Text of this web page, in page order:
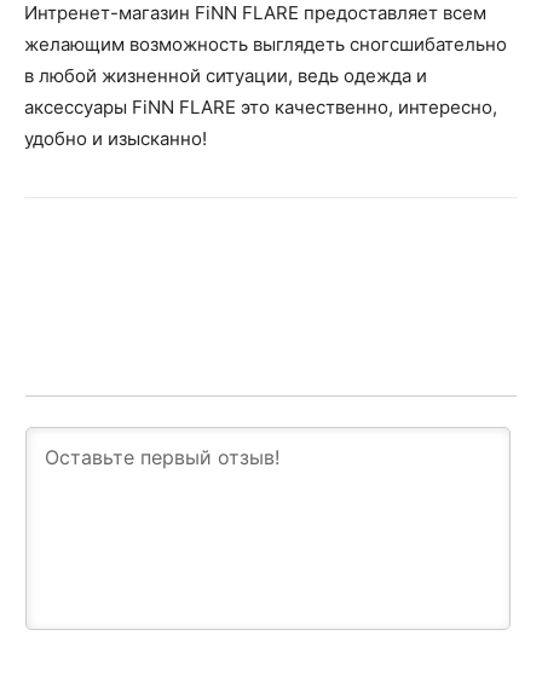
Интренет-магазин FiNN FLARE предоставляет всем
желающим возможность выглядеть сногсшибательно
в любой жизненной ситуации, ведь одежда и
аксессуары FiNN FLARE это качественно, интересно,
удобно и изысканно!